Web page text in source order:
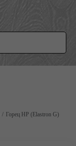
Горец НР (Elastron G)